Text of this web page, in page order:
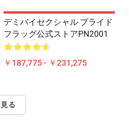
デミバイセクシャル プライド
フラッグ公式ストアPN2001
￥187,775 - ￥231,275
る